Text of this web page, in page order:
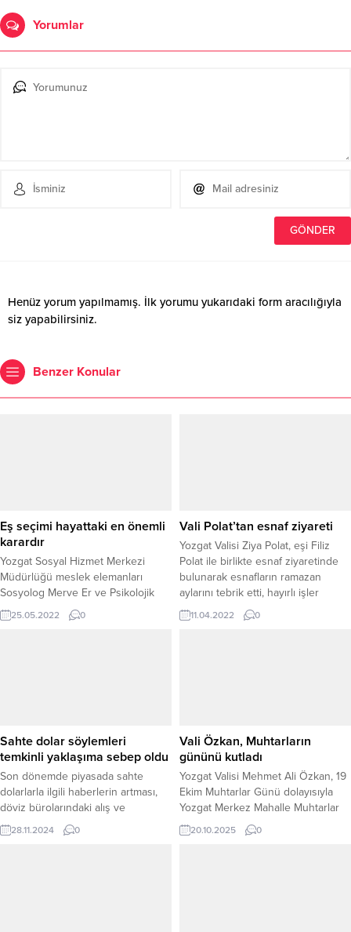
Yorumlar
Henüz yorum yapılmamış. İlk yorumu yukarıdaki form aracılığıyla
siz yapabilirsiniz.
Benzer Konular
Eş seçimi hayattaki en önemli
karardır
Yozgat Sosyal Hizmet Merkezi
Müdürlüğü meslek elemanları
Sosyolog Merve Er ve Psikolojik
Danışman Kübra Şenöz, evlilikte
eş seçiminin rast gele bir süreç
25.05.2022 0
Vali Polat’tan esnaf ziyareti
Yozgat Valisi Ziya Polat, eşi Filiz
Polat ile birlikte esnaf ziyaretinde
bulunarak esnafların ramazan
aylarını tebrik etti, hayırlı işler
dileğinde bulundu.
11.04.2022 0
Sahte dolar söylemleri
temkinli yaklaşıma sebep oldu
Son dönemde piyasada sahte
dolarlarla ilgili haberlerin artması,
döviz bürolarındaki alış ve
satışlarda temkinli bir yaklaşımı
beraberinde getirdi. Merkez
28.11.2024 0
Vali Özkan, Muhtarların
gününü kutladı
Yozgat Valisi Mehmet Ali Özkan, 19
Ekim Muhtarlar Günü dolayısıyla
Yozgat Merkez Mahalle Muhtarlar
Derneği ve köy muhtarlarını ziyaret
ederek, muhtarların gününü kutladı.
20.10.2025 0